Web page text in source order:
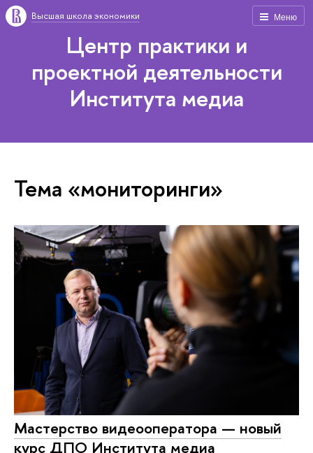
Меню
Высшая школа экономики
Центр практики и
проектной деятельности
Института медиа
Тема «мониторинги»
Мастерство видеооператора — новый
курс ДПО Института медиа